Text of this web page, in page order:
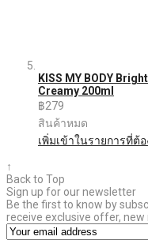
KISS MY BODY
Creamy 200ml
฿279
สินค้าหมด
เพิ่มเข้าในรายการที่ต้อ
↑
Back to Top
Sign up for our newsletter
Be the first to know by
receive exclusive offer, new